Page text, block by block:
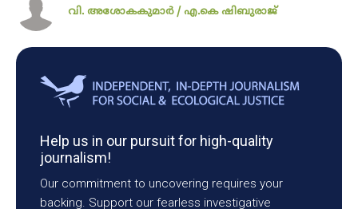
വി. അശോകകുമാർ / എ.കെ ഷിബുരാജ്
Help us in our pursuit for high-quality
journalism!
Our commitment to uncovering requires your
backing. Support our fearless investigative